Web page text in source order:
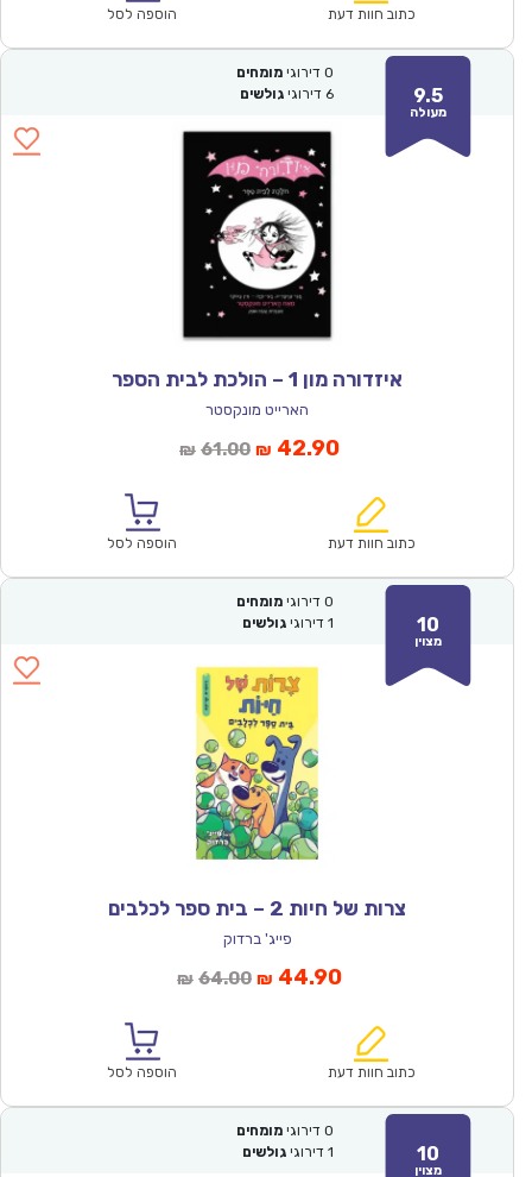
₪61.00.
כתוב חוות דעת הוספה לסל
9.5
מעולה
0 דירוגי מומחים
6 דירוגי גולשים
איזדורה מון 1 – הולכת לבית הספר
הארייט מונקסטר
₪ 61.00המחיר
₪61.00.
₪ 42.90המחיר
הוא:
כתוב חוות דעת הוספה לסל
10
מצוין
0 דירוגי מומחים
1 דירוגי גולשים
צרות של חיות 2 – בית ספר לכלבים
פייג' ברדוק
₪ 64.00המחיר
₪64.00.
₪ 44.90המחיר
הוא:
כתוב חוות דעת הוספה לסל
10
מצוין
0 דירוגי מומחים
1 דירוגי גולשים